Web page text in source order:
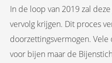
In de loop van 2019 zal
vervolg krijgen. Dit proces
doorzettingsvermogen. Vele
voor bijen maar de